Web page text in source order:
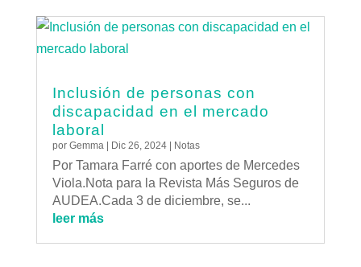
Inclusión de personas con
discapacidad en el mercado
laboral
por Gemma| Dic 26, 2024| Notas
Por Tamara Farré con aportes de Mercedes
Viola.Nota para la Revista Más Seguros de
AUDEA.Cada 3 de diciembre, se...
leer más